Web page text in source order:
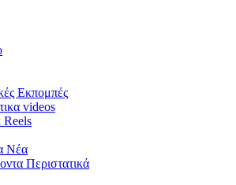
Εκπομπές
videos
Reels
Νέα
Περιστατικά